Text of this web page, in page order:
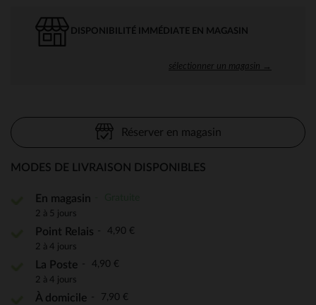
DISPONIBILITÉ IMMÉDIATE EN MAGASIN
sélectionner un magasin →
Réserver en magasin
MODES DE LIVRAISON DISPONIBLES
En magasin
2 à 5 jours
Point Relais 4,90 €
2 à 4 jours
La Poste 4,90 €
2 à 4 jours
À domicile 7,90 €